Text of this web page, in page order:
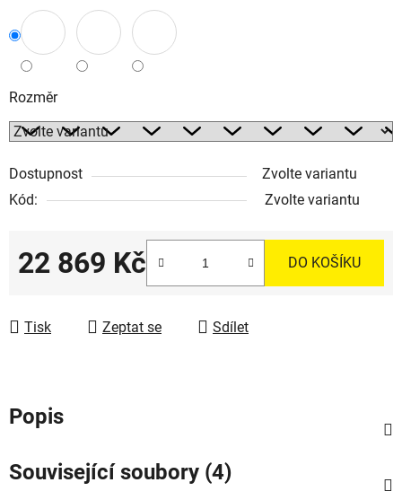
Rozměr
Dostupnost
Zvolte variantu
Kód:
Zvolte variantu
22 869 Kč DO KOŠÍKU
Tisk Zeptat se Sdílet
Popis
Související soubory (4)